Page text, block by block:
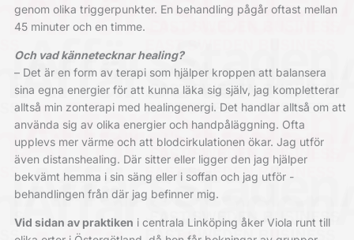
genom olika triggerpunkter. En behandling pågår oftast mellan
45 minuter och en timme.
Och vad kännetecknar healing?
– Det är en form av terapi som hjälper kroppen att balansera
sina egna energier för att kunna läka sig själv, jag kompletterar
alltså min zonterapi med healingenergi. Det handlar alltså om att
använda sig av olika energier och handpåläggning. Ofta
upplevs mer värme och att blodcirkulationen ökar. Jag utför
även distanshealing. Där sitter eller ­ligger den jag hjälper
bekvämt ­hemma i sin säng eller i soffan och jag utför ­
behandlingen från där jag befinner mig.
Vid sidan av praktiken i centrala Linköping åker Viola runt till